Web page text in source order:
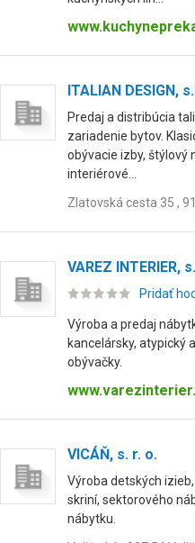
ITALIAN DESIGN,
Predaj a distribúcia
zariadenie bytov.
obývacie izby, štýlový
interiérové...
Zlatovská cesta 35 ,
VAREZ INTERIER,
Pridať
Výroba a predaj
kancelársky, atypický
obývačky.
VICÁŇ, s. r. o.
Výroba detských
skriní, sektorového
nábytku.